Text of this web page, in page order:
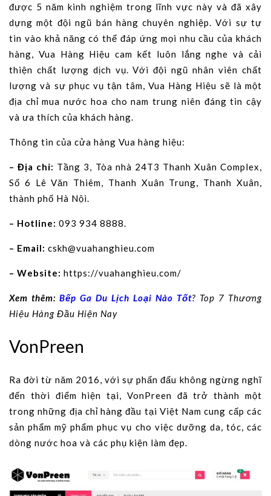
được 5 năm kinh nghiệm trong lĩnh vực này và đã xây
dựng một đội ngũ bán hàng chuyên nghiệp. Với sự tự
tin vào khả năng có thể đáp ứng mọi nhu cầu của khách
hàng, Vua Hàng Hiệu cam kết luôn lắng nghe và cải
thiện chất lượng dịch vụ. Với đội ngũ nhân viên chất
lượng và sự phục vụ tận tâm, Vua Hàng Hiệu sẽ là một
địa chỉ mua nước hoa cho nam trung niên đáng tin cậy
và ưa thích của khách hàng.
Thông tin của cửa hàng Vua hàng hiệu:
– Địa chỉ: Tầng 3, Tòa nhà 24T3 Thanh Xuân Complex,
Số 6 Lê Văn Thiêm, Thanh Xuân Trung, Thanh Xuân,
thành phố Hà Nội.
– Hotline: 093 934 8888.
– Email: cskh@vuahanghieu.com
– Website: https://vuahanghieu.com/
Xem thêm: Bếp Ga Du Lịch Loại Nào Tốt? Top 7 Thương
Hiệu Hàng Đầu Hiện Nay
VonPreen
Ra đời từ năm 2016, với sự phấn đấu không ngừng nghĩ
đến thời điểm hiện tại, VonPreen đã trở thành một
trong những địa chỉ hàng đầu tại Việt Nam cung cấp các
sản phẩm mỹ phẩm phục vụ cho việc dưỡng da, tóc, các
dòng nước hoa và các phụ kiện làm đẹp.